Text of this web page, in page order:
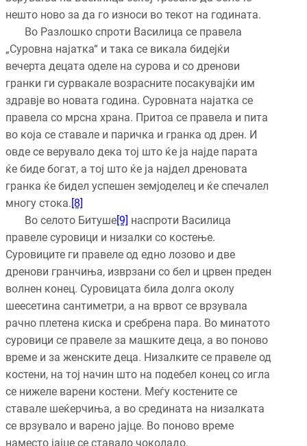
нешто ново за да го износи во текот на годината.
Во Разлошко спроти Василица се правела
„Суровна најатка“ и така се викала бидејќи
вечерта децата оделе на сурова и со дренови
гранки ги сурвакале возрасните посакувајќи им
здравје во новата година. Суровната најатка се
правела со мрсна храна. Притоа се правела и пита
во која се ставале и паричка и гранка од дрен. И
овде се верувало дека тој што ќе ја најде парата
ќе биде богат, а тој што ќе ја најдел дреновата
гранка ќе бидел успешен земјоделец и ќе спечалел
многу стока.[8]
Во селото Битуше[9] наспроти Василица
правеле суровици и низалки со костење.
Суровиците ги правеле од едно лозово и две
дренови гранчиња, изврзани со бел и црвен преден
волнен конец. Суровицата била долга околу
шеесетина сантиметри, а на врвот се врзувала
рачно плетена киска и сребрена пара. Во минатото
суровици се правеле за машките деца, а во поново
време и за женските деца. Низалките се правеле од
костени, на тој начин што на подебел конец со игла
се нижеле варени костени. Меѓу костените се
ставале шеќерчиња, а во средината на низалката
се врзувало и варено јајце. Во поново време
наместо јајце се ставало чоколадо.